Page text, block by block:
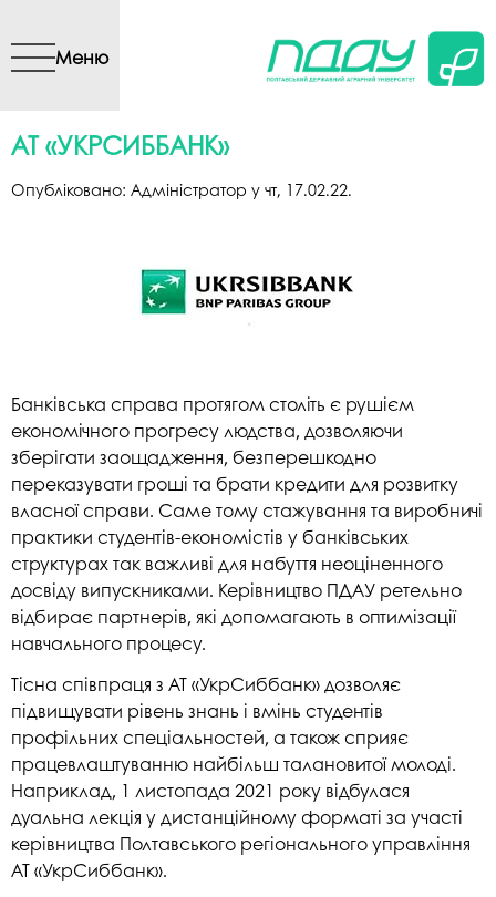
вмісту
Меню
АТ «УКРСИББАНК»
Опубліковано: Адміністратор у чт, 17.02.22.
Банківська справа протягом століть є рушієм
економічного прогресу людства, дозволяючи
зберігати заощадження, безперешкодно
переказувати гроші та брати кредити для розвитку
власної справи. Саме тому стажування та виробничі
практики студентів-економістів у банківських
структурах так важливі для набуття неоціненного
досвіду випускниками. Керівництво ПДАУ ретельно
відбирає партнерів, які допомагають в оптимізації
навчального процесу.
Тісна співпраця з АТ «УкрСиббанк» дозволяє
підвищувати рівень знань і вмінь студентів
профільних спеціальностей, а також сприяє
працевлаштуванню найбільш талановитої молоді.
Наприклад, 1 листопада 2021 року відбулася
дуальна лекція у дистанційному форматі за участі
керівництва Полтавського регіонального управління
АТ «УкрСиббанк».